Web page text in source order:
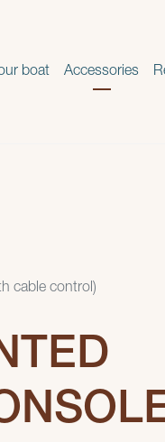
boat Accessories
cable control)